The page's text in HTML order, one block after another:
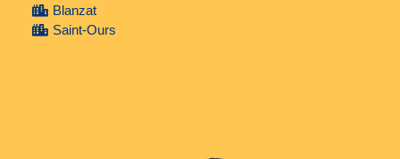
Blanzat
Saint-Ours